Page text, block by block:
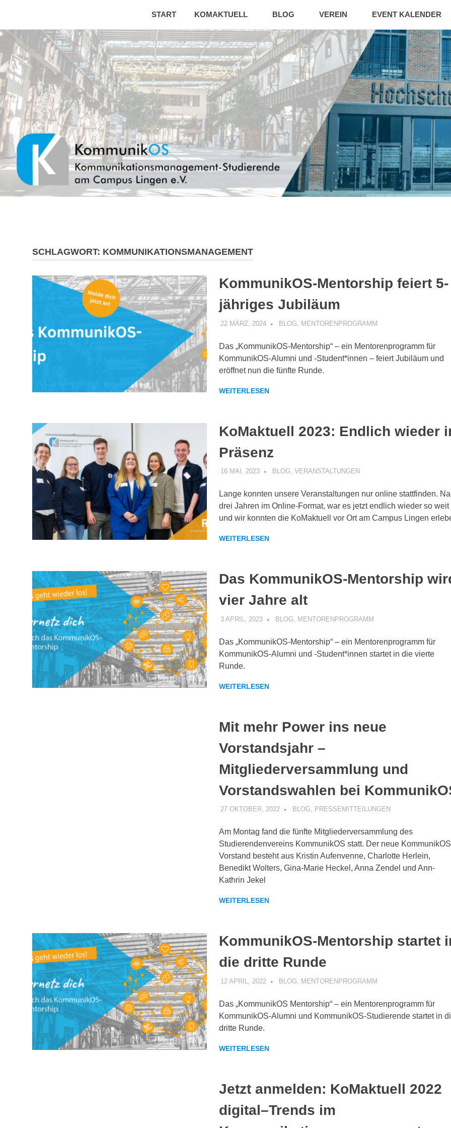
Zum
Inhalt
springen
KommunikOS
Studierende
Campus
Lingen
e.V.
START KOMAKTUELL BLOG VEREIN EVENT KALENDER
SCHLAGWORT: KOMMUNIKATIONSMANAGEMENT
KommunikOS-Mentorship feiert 5-
jähriges Jubiläum
22 MÄRZ, 2024 KOMMUNIKOS
BLOG MENTORENPROGRAMM
Das „KommunikOS-Mentorship“ – ein Mentorenprogramm für
KommunikOS-Alumni und -Student*innen – feiert Jubiläum und
eröffnet nun die fünfte Runde.
WEITERLESEN
KoMaktuell 2023: Endlich wieder
Präsenz
16 MAI, 2023 KOMMUNIKOS
BLOG, VERANSTALTUNGEN
Lange konnten unsere Veranstaltungen nur online stattfinden.
drei Jahren im Online-Format, war es jetzt endlich wieder so weit
und wir konnten die KoMaktuell vor Ort am Campus Lingen
WEITERLESEN
Das KommunikOS-Mentorship
vier Jahre alt
3 APRIL, 2023 KOMMUNIKOS
BLOG MENTORENPROGRAMM
Das „KommunikOS-Mentorship“ – ein Mentorenprogramm für
KommunikOS-Alumni und -Student*innen startet in die vierte
Runde.
WEITERLESEN
Mit mehr Power ins neue
Vorstandsjahr –
Mitgliederversammlung und
Vorstandswahlen bei
27 OKTOBER, 2022 KOMMUNIKOS
BLOG, PRESSEMITTEILUNGEN
Am Montag fand die fünfte Mitgliederversammlung des
Studierendenvereins KommunikOS statt. Der neue
Vorstand besteht aus Kristin Aufenvenne, Charlotte Herlein,
Benedikt Wolters, Gina-Marie Heckel, Anna Zendel und Ann-
Kathrin Jekel
WEITERLESEN
KommunikOS-Mentorship startet
die dritte Runde
12 APRIL, 2022 KOMMUNIKOS
BLOG MENTORENPROGRAMM
Das „KommunikOS Mentorship“ – ein Mentorenprogramm für
KommunikOS-Alumni und KommunikOS-Studierende startet in
dritte Runde.
WEITERLESEN
Jetzt anmelden: KoMaktuell 2022
digital–Trends im